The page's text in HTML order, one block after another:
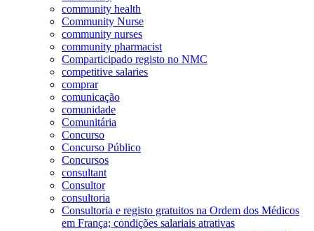
community health
Community Nurse
community nurses
community pharmacist
Comparticipado registo no NMC
competitive salaries
comprar
comunicação
comunidade
Comunitária
Concurso
Concurso Público
Concursos
consultant
Consultor
consultoria
Consultoria e registo gratuitos na Ordem dos Médicos
em França; condições salariais atrativas